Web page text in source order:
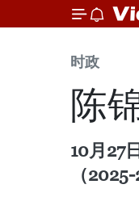
时政
陈
10月27
（